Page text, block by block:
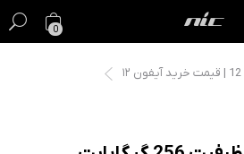
0